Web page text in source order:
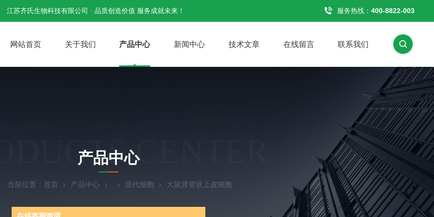
江苏齐氏生物科技有限公司 · 品质创造价值 服务成就未来！ 服务热线： 400-8822-003
网站首页 关于我们 产品中心 新闻中心 技术文章 在线留言 联系我们
CENTER
产品中心
当前位置： 首页 产品中心 原代细胞 大鼠肾管状上皮细胞